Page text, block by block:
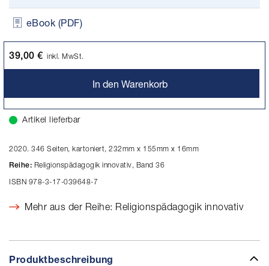
eBook (PDF)
39,00 € inkl. MwSt.
In den Warenkorb
Artikel lieferbar
2020. 346 Seiten, kartoniert, 232mm x 155mm x 16mm
Reihe: Religionspädagogik innovativ, Band 36
ISBN 978-3-17-039648-7
Mehr aus der Reihe: Religionspädagogik innovativ
Produktbeschreibung